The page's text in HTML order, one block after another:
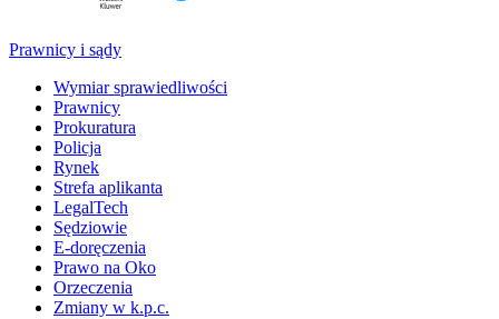
Prawnicy i sądy
Wymiar sprawiedliwości
Prawnicy
Prokuratura
Policja
Rynek
Strefa aplikanta
LegalTech
Sędziowie
E-doręczenia
Prawo na Oko
Orzeczenia
Zmiany w k.p.c.